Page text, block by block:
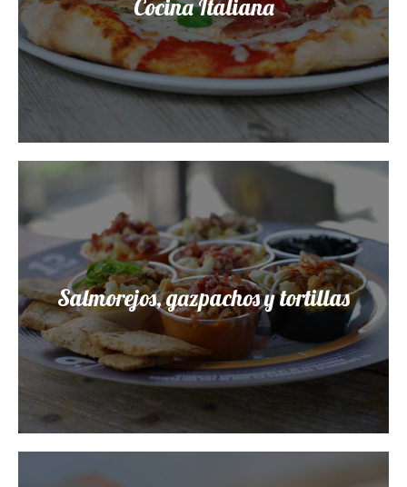
Cocina Italiana
Salmorejos, gazpachos y tortillas